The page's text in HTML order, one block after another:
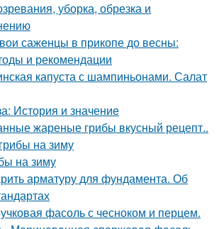
уборка, обрезка и
саженцы в прикопе до весны:
и рекомендации
капуста с шампиньонами. Салат
История и значение
жареные грибы вкусный рецепт..
на зиму
на зиму
арматуру для фундамента. Об
фасоль с чесноком и перцем.